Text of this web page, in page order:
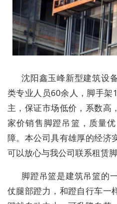
沈阳鑫玉峰新型建筑设
类专业人员60余人，脚手
主，保证市场低价，系数高
家价销售脚蹬吊篮，质量
障。本公司具有雄厚的经济
可以放心与我公司联系租赁
脚蹬吊篮是建筑吊篮的
仗腿部蹬力，和蹬自行车一